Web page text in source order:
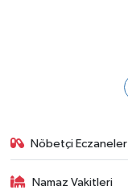
Nöbetçi Eczaneler
Namaz Vakitleri